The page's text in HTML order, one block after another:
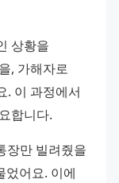
상황을
, 가해자로
. 이 과정에서
합니다.
장만 빌려줬을
었어요. 이에